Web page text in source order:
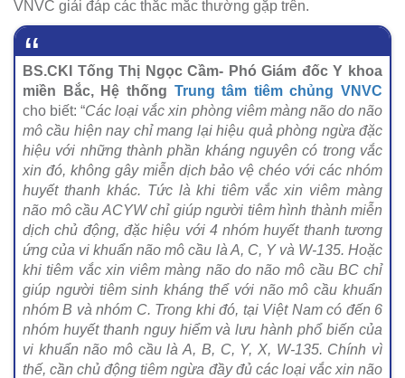
VNVC giải đáp các thắc mắc thường gặp trên.
BS.CKI Tống Thị Ngọc Cầm- Phó Giám đốc Y khoa
miền Bắc, Hệ thống Trung tâm tiêm chủng VNVC
cho biết: “Các loại vắc xin phòng viêm màng não do não
mô cầu hiện nay chỉ mang lại hiệu quả phòng ngừa đặc
hiệu với những thành phần kháng nguyên có trong vắc
xin đó, không gây miễn dịch bảo vệ chéo với các nhóm
huyết thanh khác. Tức là khi tiêm vắc xin viêm màng
não mô cầu ACYW chỉ giúp người tiêm hình thành miễn
dịch chủ động, đặc hiệu với 4 nhóm huyết thanh tương
ứng của vi khuẩn não mô cầu là A, C, Y và W-135. Hoặc
khi tiêm vắc xin viêm màng não do não mô cầu BC chỉ
giúp người tiêm sinh kháng thể với não mô cầu khuẩn
nhóm B và nhóm C. Trong khi đó, tại Việt Nam có đến 6
nhóm huyết thanh nguy hiểm và lưu hành phổ biến của
vi khuẩn não mô cầu là A, B, C, Y, X, W-135. Chính vì
thế, cần chủ động tiêm ngừa đầy đủ các loại vắc xin não